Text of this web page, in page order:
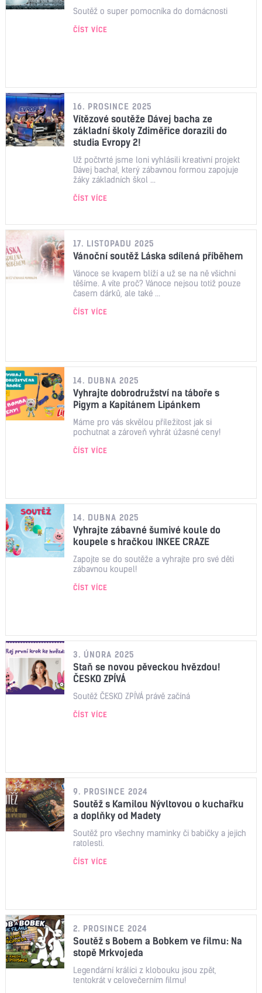
Soutěž o super pomocníka do domácnosti
ČÍST VÍCE
16. PROSINCE 2025
Vítězové soutěže Dávej bacha ze
základní školy Zdiměřice dorazili do
studia Evropy 2!
Už počtvrté jsme loni vyhlásili kreativní projekt
Dávej bacha!, který zábavnou formou zapojuje
žáky základních škol ...
ČÍST VÍCE
17. LISTOPADU 2025
Vánoční soutěž Láska sdílená příběhem
Vánoce se kvapem blíží a už se na ně všichni
těšíme. A víte proč? Vánoce nejsou totiž pouze
časem dárků, ale také ...
ČÍST VÍCE
14. DUBNA 2025
Vyhrajte dobrodružství na táboře s
Pigym a Kapitánem Lipánkem
Máme pro vás skvělou příležitost jak si
pochutnat a zároveň vyhrát úžasné ceny!
ČÍST VÍCE
14. DUBNA 2025
Vyhrajte zábavné šumivé koule do
koupele s hračkou INKEE CRAZE
Zapojte se do soutěže a vyhrajte pro své děti
zábavnou koupel!
ČÍST VÍCE
3. ÚNORA 2025
Staň se novou pěveckou hvězdou!
ČESKO ZPÍVÁ
Soutěž ČESKO ZPÍVÁ právě začíná
ČÍST VÍCE
9. PROSINCE 2024
Soutěž s Kamilou Nývltovou o kuchařku
a doplňky od Madety
Soutěž pro všechny maminky či babičky a jejich
ratolesti.
ČÍST VÍCE
2. PROSINCE 2024
Soutěž s Bobem a Bobkem ve filmu: Na
stopě Mrkvojeda
Legendární králíci z klobouku jsou zpět,
tentokrát v celovečerním filmu!